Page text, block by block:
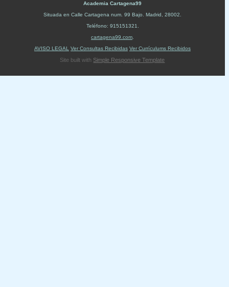
Academia Cartagena99
Situada en Calle Cartagena num. 99 Bajo Madrid 28002
Teléfono: 915151321
cartagena99.com
AVISO LEGAL
Ver Consultas Recibidas Ver Currículums Recibidos
Site built with Simple Responsive Template